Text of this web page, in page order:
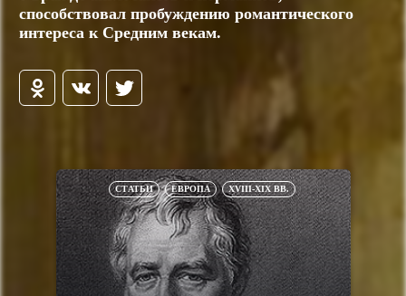
способствовал пробуждению романтического
интереса к Средним векам.
СТАТЬИ ЕВРОПА XVIII-XIX ВВ.